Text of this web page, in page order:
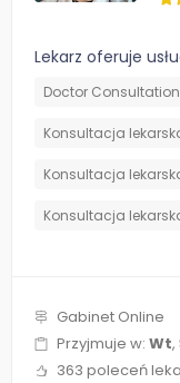
Lekarz oferuje
Doctor
Konsultacja
Konsultacja
⁠Konsultacja
Gabinet Online
Przyjmuje w: Wt,
363 poleceń